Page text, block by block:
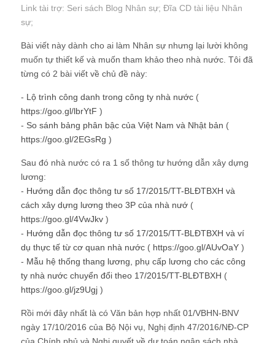
Link tài trợ: Seri sách Blog Nhân sự; Đĩa CD tài liệu Nhân
sự;
Bài viết này dành cho ai làm Nhân sự nhưng lại lười không
muốn tự thiết kế và muốn tham khảo theo nhà nước. Tôi đã
từng có 2 bài viết về chủ đề này:
- Lộ trình công danh trong công ty nhà nước (
https://goo.gl/lbrYtF )
- So sánh bảng phân bậc của Việt Nam và Nhật bản (
https://goo.gl/2EGsRg )
Sau đó nhà nước có ra 1 số thông tư hướng dẫn xây dựng
lương:
- Hướng dẫn đọc thông tư số 17/2015/TT-BLĐTBXH và
cách xây dựng lương theo 3P của nhà nướ (
https://goo.gl/4VwJkv )
- Hướng dẫn đọc thông tư số 17/2015/TT-BLĐTBXH và ví
dụ thực tế từ cơ quan nhà nước ( https://goo.gl/AUvOaY )
- Mẫu hệ thống thang lương, phụ cấp lương cho các công
ty nhà nước chuyển đổi theo 17/2015/TT-BLĐTBXH (
https://goo.gl/jz9Ugj )
Rồi mới đây nhất là có Văn bản hợp nhất 01/VBHN-BNV
ngày 17/10/2016 của Bộ Nội vụ, Nghị định 47/2016/NĐ-CP